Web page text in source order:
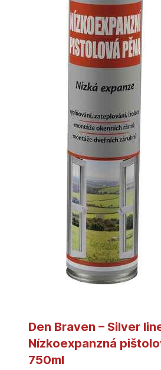
Den Braven – Silver
Nízkoexpanzná
750ml